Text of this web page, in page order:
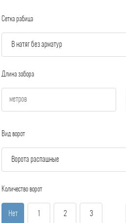
Сетка рабица
Длина забора
Вид ворот
Количество ворот
Нет 2 3